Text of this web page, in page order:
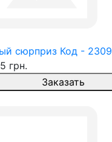
сюрприз Код - 2309
грн.
Заказать